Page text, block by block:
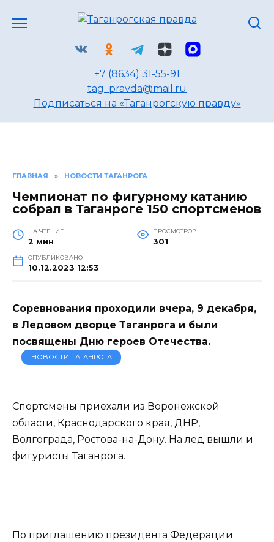
+7 (8634) 31-55-91
tag_pravda@mail.ru
Подписаться на «Таганрогскую правду»
ГЛАВНАЯ » НОВОСТИ ТАГАНРОГА
Чемпионат по фигурному катанию
собрал в Таганроге 150 спортсменов
НА ЧТЕНИЕ
2 мин
ПРОСМОТРОВ
301
ОПУБЛИКОВАНО
10.12.2023 12:53
Соревнования проходили вчера, 9 декабря,
в Ледовом дворце Таганрога и были
посвящены Дню героев Отечества.
НОВОСТИ ТАГАНРОГА
Спортсмены приехали из Воронежской
области, Краснодарского края, ДНР,
Волгограда, Ростова-на-Дону. На лед вышли и
фигуристы Таганрога.
По приглашению президента Федерации